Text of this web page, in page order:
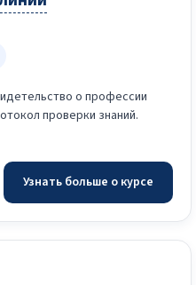
о профессии
проверки знаний.
Узнать больше о курсе